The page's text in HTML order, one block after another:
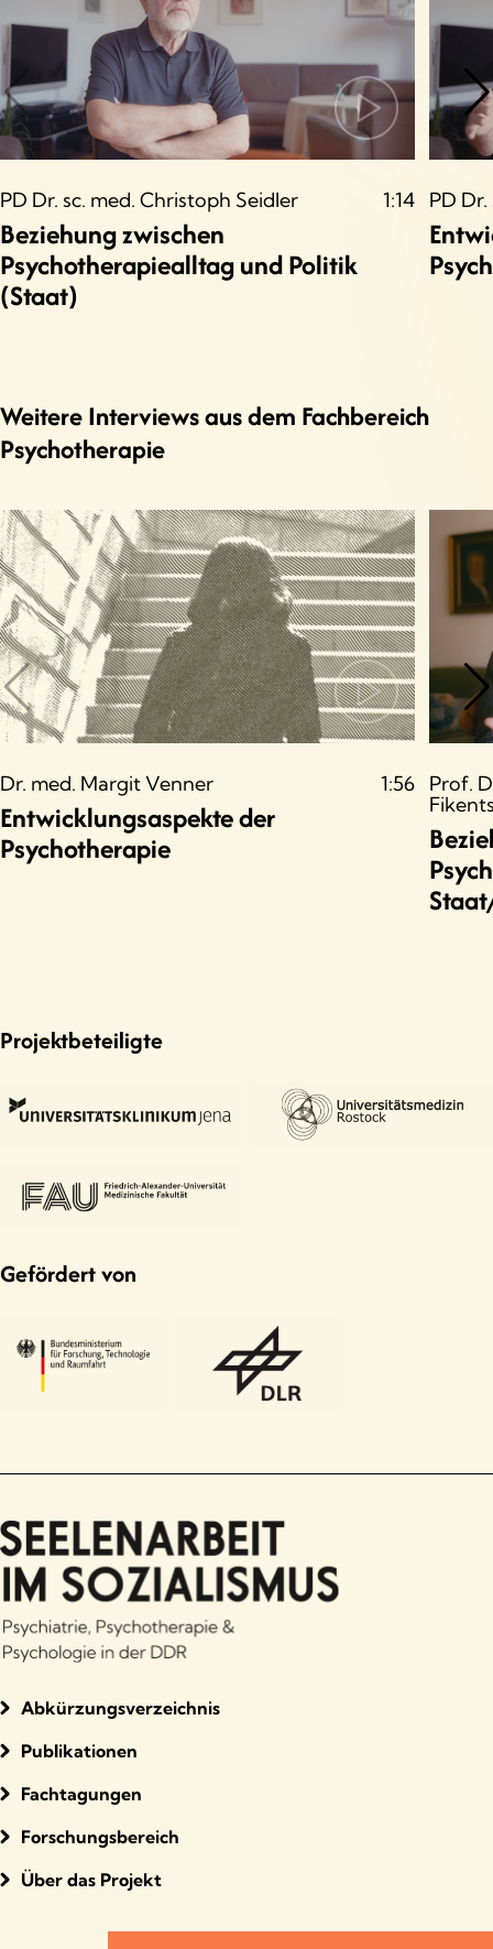
PD Dr. sc. med. Christoph Seidler 1:14
Beziehung zwischen
Psychotherapiealltag und Politik
(Staat)
PD
Weitere Interviews aus dem Fachbereich
Psychotherapie
Dr. med. Margit Venner 1:56
Entwicklungsaspekte der
Psychotherapie
Prof.
Projektbeteiligte
Gefördert von
Abkürzungsverzeichnis
Publikationen
Fachtagungen
Forschungsbereich
Über das Projekt